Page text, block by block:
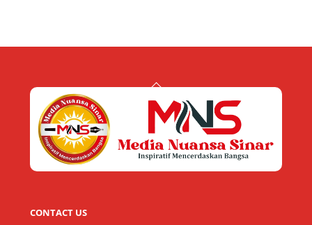
Back
Top
CONTACT US